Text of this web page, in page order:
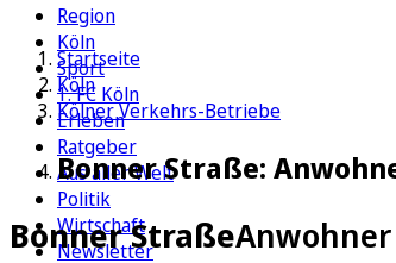
Region
Köln
Sport
1. FC Köln
Erleben
Ratgeber
Aus aller Welt
Politik
Wirtschaft
Newsletter
Startseite
Köln
Kölner Verkehrs-Betriebe
Bonner Straße:
Bonner Straße